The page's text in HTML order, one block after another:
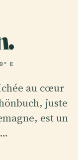
E
au cœur
juste
est un